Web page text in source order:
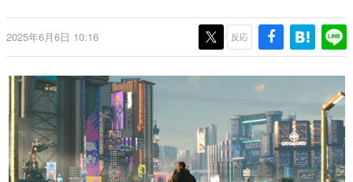
ゲーム世代の作家たち
ゲームに多大な影響を受けた作家さんに取材し、ゲームが
日本のコンテンツ産業やカルチャーに与えた影響を探る企
画です。
日本モバイルゲーム産業史
日本のモバイルゲーム史における主要なトピック・タイト
ルを網羅するほか、開発者へのインタビューや識者による
解説を掲載。約20年の歴史が一望できる決定版！
若ゲのいたり〜ゲームクリエイターの青春〜
『うつヌケ』『ペンと箸』等で知られるマンガ家・田中圭
一先生によるゲーム業界レポートマンガです。
2025年6月6日 10:16 反応